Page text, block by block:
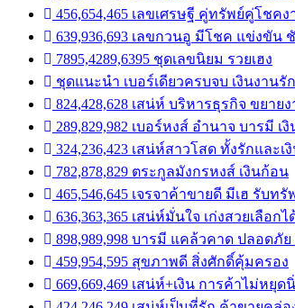
456,654,465 เลขเศรษฐี คู่ทรัพย์คู่โชคง
639,936,693 เลขกวนอู มีโชค แข่งขัน
7895,4289,6395 ชุดเลขนิยม รวยเฮง
ชุดแนะนำ เบอร์เดียวครบจบ เงินงานรั
824,428,628 เสน่ห์ บริหารธุรกิจ ขยาย
289,829,982 เบอร์หงส์ อำนาจ บารมี เงิ
324,236,423 เสน่ห์สาวโสด ทั้งรักและเ
782,878,829 ตระกูลมังกรหงส์ เงินก้อน
465,546,645 เจรจาค้าขายดี มีเฮ รับทรั
636,363,365 เสน่ห์มั่นใจ เก่งสวยเลือกไ
898,989,998 บารมี แคล้วคาด ปลอดภัย
459,954,595 สุขภาพดี สิ่งศักดิ์คุ้มครอง
669,669,469 เสน่ห์+เงิน การค้าไม่หยุด